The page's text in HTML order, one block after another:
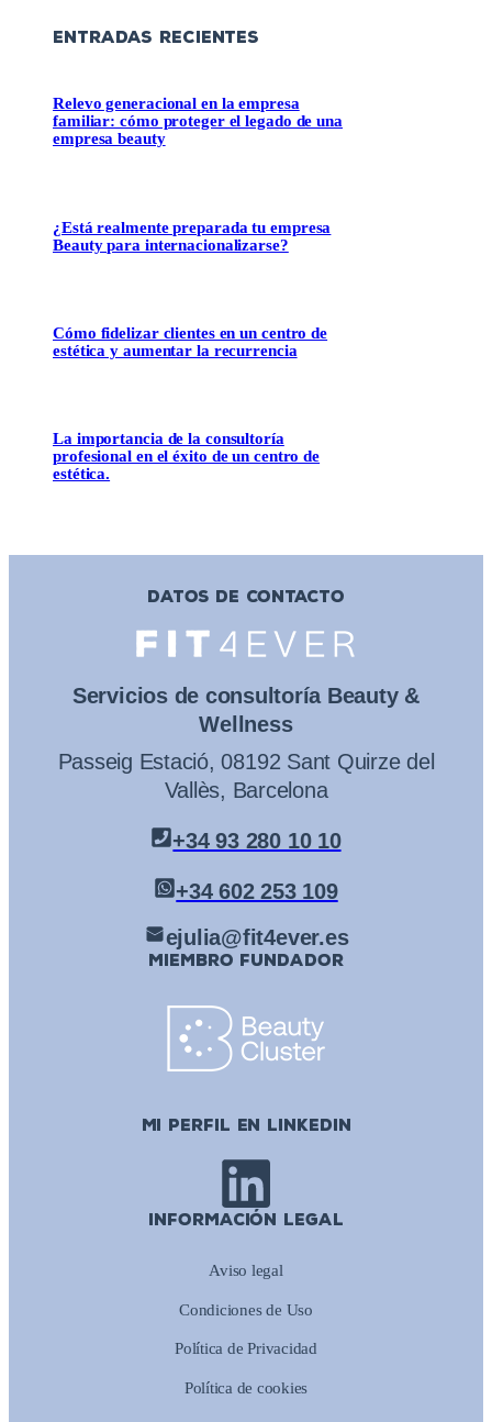
ENTRADAS RECIENTES
Relevo generacional en la empresa
familiar: cómo proteger el legado de una
empresa beauty
¿Está realmente preparada tu empresa
Beauty para internacionalizarse?
Cómo fidelizar clientes en un centro de
estética y aumentar la recurrencia
La importancia de la consultoría
profesional en el éxito de un centro de
estética.
DATOS DE CONTACTO
Servicios de consultoría Beauty &
Wellness
Passeig Estació, 08192 Sant Quirze del
Vallès, Barcelona
+34 93 280 10 10
+34 602 253 109
ejulia@fit4ever.es
MIEMBRO FUNDADOR
MI PERFIL EN LINKEDIN
INFORMACIÓN LEGAL
Aviso legal
Condiciones de Uso
Política de Privacidad
Política de cookies